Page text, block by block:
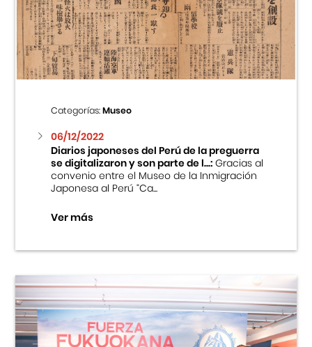
Categorías:Museo
06/12/2022
Diarios japoneses del Perú de la preguerra
se digitalizaron y son parte de l...:Gracias al
convenio entre el Museo de la Inmigración
Japonesa al Perú “Ca...
Ver más